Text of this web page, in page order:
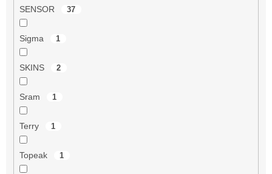
SENSOR 37
Sigma 1
SKINS 2
Sram 1
Terry 1
Topeak 1